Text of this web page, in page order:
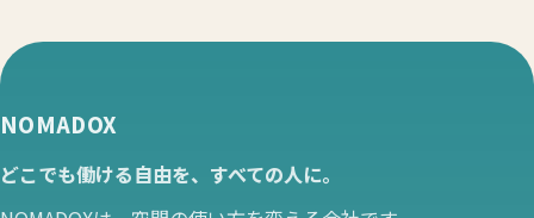
NOMADOX
どこでも働ける自由を、すべての人に。